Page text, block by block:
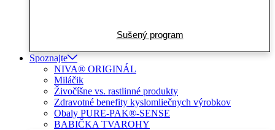
Sušený program
Spoznajte
NIVA® ORIGINÁL
Miláčik
Živočíšne vs. rastlinné produkty
Zdravotné benefity kyslomliečnych výrobkov
Obaly PURE-PAK®-SENSE
BABIČKA TVAROHY